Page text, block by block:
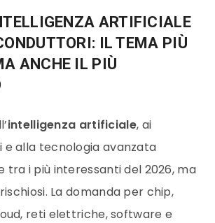
ARTIFICIALE
IL TEMA PIÙ
ANCHE IL PIÙ
intelligenza artificiale, ai
alla tecnologia avanzata
tra i più interessanti del 2026, ma
La domanda per chip,
reti elettriche, software e